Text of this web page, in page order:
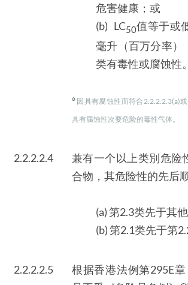
危害健康；或
(b) LC50值等于或
毫升（百万分率）
类有毒性或腐蚀性。
6 因具有腐蚀性而符合2.2.2.2.3(a)
具有腐蚀性次要危险的毒性气体。
2.2.2.2.4
兼有一个以上类別危险
合物，其危险性的先后
(a) 第2.3类先于其
(b) 第2.1类先于第
2.2.2.2.5
根据香港法例第295E